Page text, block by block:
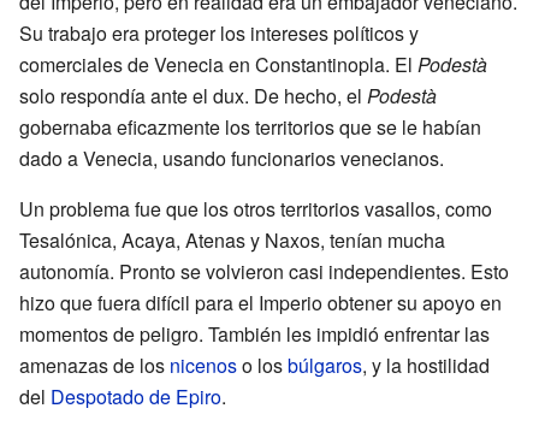
Su trabajo era proteger los intereses políticos y
comerciales de Venecia en Constantinopla. El Podestà
solo respondía ante el dux. De hecho, el Podestà
gobernaba eficazmente los territorios que se le habían
dado a Venecia, usando funcionarios venecianos.
Un problema fue que los otros territorios vasallos, como
Tesalónica, Acaya, Atenas y Naxos, tenían mucha
autonomía. Pronto se volvieron casi independientes. Esto
hizo que fuera difícil para el Imperio obtener su apoyo en
momentos de peligro. También les impidió enfrentar las
amenazas de los nicenoso losbúlgaros, y la hostilidad
del Despotado de Epiro.